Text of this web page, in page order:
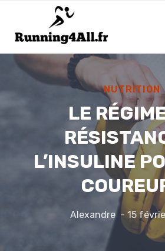
contenu
NUTRITION
LE
L’INSULINE
Alexandre 15